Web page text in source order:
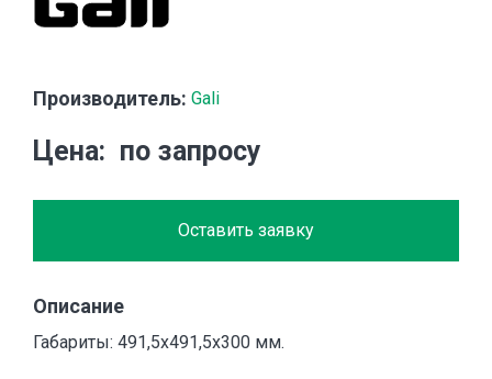
Производитель: Gali
Цена по запросу
Оставить заявку
Описание
Габариты: 491,5х491,5х300 мм.